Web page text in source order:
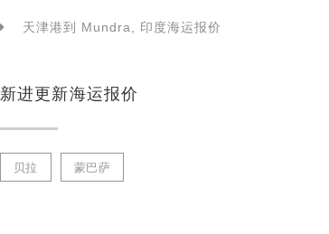
天津港到 Mundra, 印度海运报价
新进更新海运报价
贝拉 蒙巴萨